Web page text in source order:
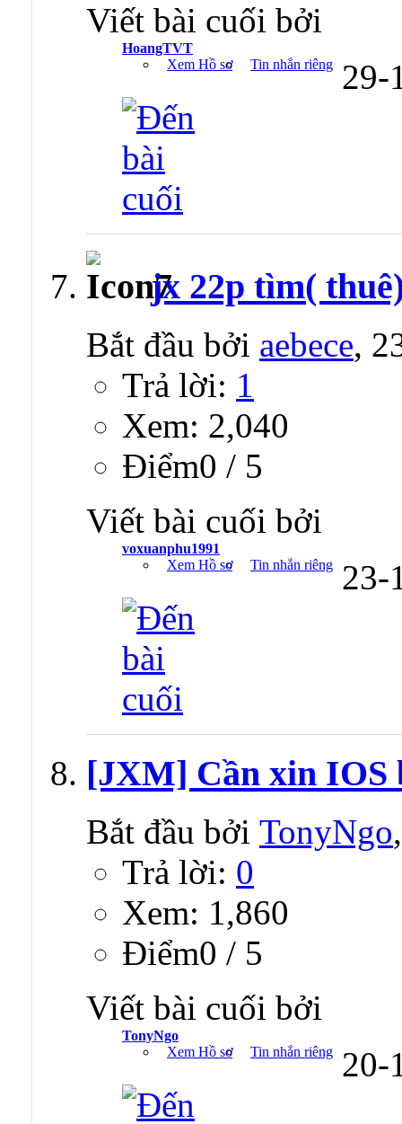
Viết bài cuối bởi
HoangTVT
Xem Hồ sơ
Tin nhắn riêng 29-
jx 22p tìm(
Bắt đầu bởi aebece,
Trả lời: 1
Xem: 2,040
Ðiểm0 / 5
Viết bài cuối bởi
voxuanphu1991
Xem Hồ sơ
Tin nhắn riêng 23-
[JXM] Cần xin IOS
Bắt đầu bởi TonyNgo
Trả lời: 0
Xem: 1,860
Ðiểm0 / 5
Viết bài cuối bởi
TonyNgo
Xem Hồ sơ
Tin nhắn riêng 20-